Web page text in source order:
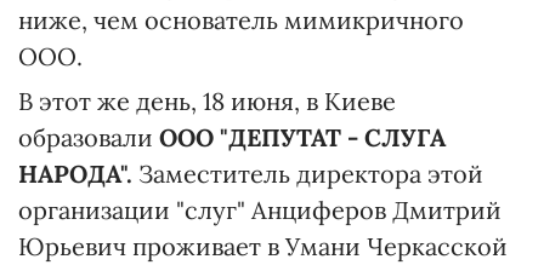
ниже, чем основатель мимикричного
ООО.
В этот же день, 18 июня, в Киеве
образовали ООО "ДЕПУТАТ - СЛУГА
НАРОДА". Заместитель директора этой
организации "слуг" Анциферов Дмитрий
Юрьевич проживает в Умани Черкасской